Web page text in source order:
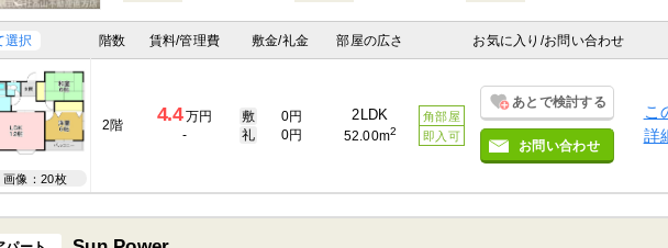
選択 階数 賃料/管理費 敷金/礼金 部屋の広さ お気に入り /お問い合わせ
画像：20枚
2階 4.4万円
-
敷
0円
礼
0円
2LDK
52.00m2
角部屋
即入可
あとで検討する
お問い合わせ
こ
詳